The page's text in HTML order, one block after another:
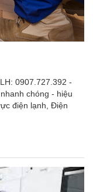
0907.727.392 -
chóng - hiệu
điện lạnh, Điện